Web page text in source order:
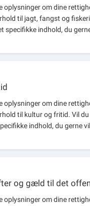
oplysninger om dine
til jagt, fangst og
specifikke indhold, du
oplysninger om dine
til kultur og fritid. Vil du
indhold, du gerne
og gæld til det
oplysninger om dine